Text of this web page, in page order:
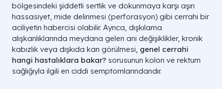
bölgesindeki şiddetli sertlik ve dokunmaya karşı aşırı
hassasiyet, mide delinmesi (perforasyon) gibi cerrahi bir
aciliyetin habercisi olabilir. Ayrıca, dışkılama
alışkanlıklarında meydana gelen ani değişiklikler, kronik
kabızlık veya dışkıda kan görülmesi, genel cerrahi
hangi hastalıklara bakar? sorusunun kolon ve rektum
sağlığıyla ilgili en ciddi semptomlarındandır.